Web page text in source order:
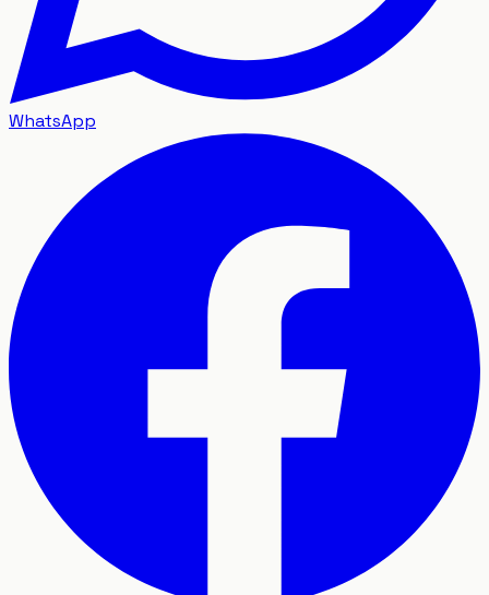
WhatsApp